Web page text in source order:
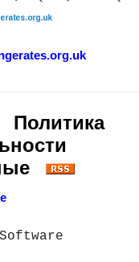
Политика